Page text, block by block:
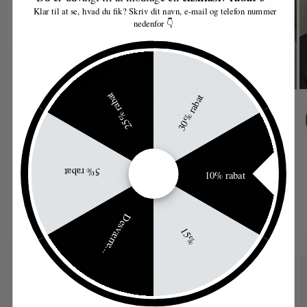
Klar til at se, hvad du fik? Skriv dit navn, e-mail og telefon nummer
nedenfor 👇
30% rabat
10% rabat
15%
Desværre...
5% rabat
25% rabat